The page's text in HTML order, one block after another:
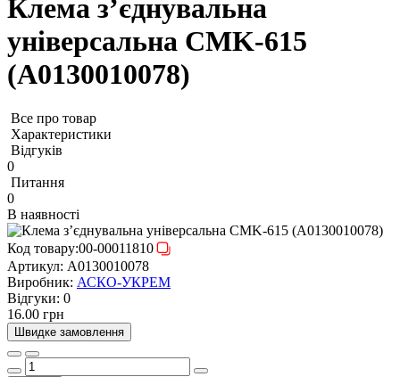
Клема з’єднувальна
універсальна CMK-615
(A0130010078)
Все про товар
Характеристики
Відгуків
0
Питання
0
В наявності
Код товару:00-00011810
Артикул: A0130010078
Виробник: АСКО-УКРЕМ
Відгуки: 0
16.00 грн
Швидке замовлення